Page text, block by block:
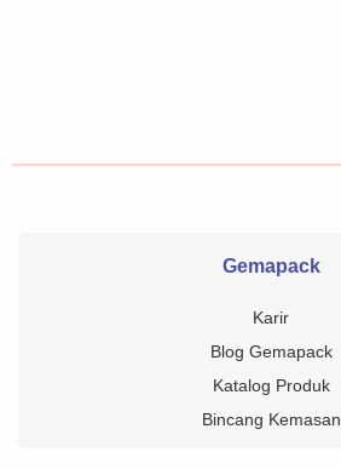
Gemapack
Karir
Blog Gemapack
Katalog Produk
Bincang Kemasan